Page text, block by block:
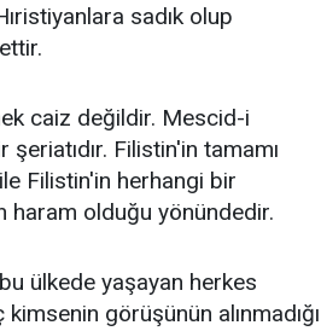
sadık olup
caiz değildir. Mescid-i
şeriatıdır. Filistin'in tamamı
Filistin'in herhangi bir
haram olduğu yönündedir.
ülkede yaşayan herkes
kimsenin görüşünün alınmadığı